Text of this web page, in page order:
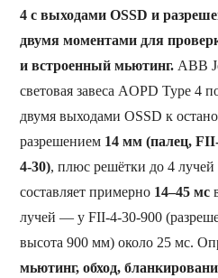
4 с выходами OSSD и
двумя моментами для
и встроенный мьютинг. ABB
световая завеса AOPD Type 4
двумя выходами OSSD к
разрешением 14 мм (палец,
4-30), плюс решётки до 4
составляет примерно 14–45 мс
лучей — у FII-4-30-900
высота 900 мм) около 25 мс.
мьютинг, обход,